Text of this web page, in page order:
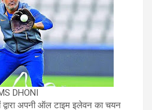
DHONI
अपनी ऑल टाइम इलेवन का चयन